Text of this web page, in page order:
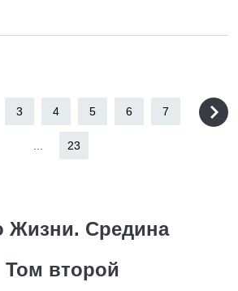
3 4 5 6 7
23
Жизни. Средина
Том второй